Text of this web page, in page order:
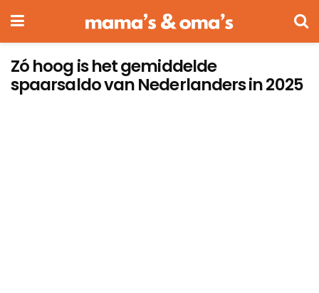
Zó hoog is het gemiddelde
spaarsaldo van Nederlanders in 2025